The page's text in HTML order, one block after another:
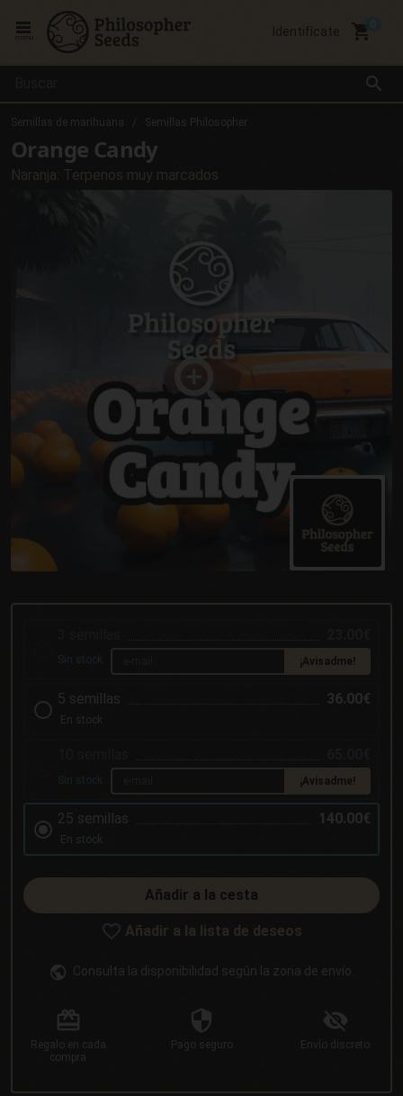
search
Identifícate local_grocery_store
Semillas de marihuana Semillas Philosopher
Orange Candy
Naranja: Terpenos muy marcados
Sin stock. ¡Avisadme!
5 semillas 36.00€
En stock
Sin stock. ¡Avisadme!
25 semillas 140.00€
En stock
Añadir a la cesta
Añadir a la lista de deseos
Consulta la disponibilidad según la zona de envío.
Regalo
en cada
compra
Pago seguro Envío discreto